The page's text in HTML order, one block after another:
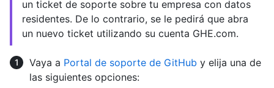
un ticket de soporte sobre tu empresa con datos
residentes. De lo contrario, se le pedirá que abra
un nuevo ticket utilizando su cuenta GHE.com.
Vaya a Portal de soporte de GitHub y elija una de
las siguientes opciones: